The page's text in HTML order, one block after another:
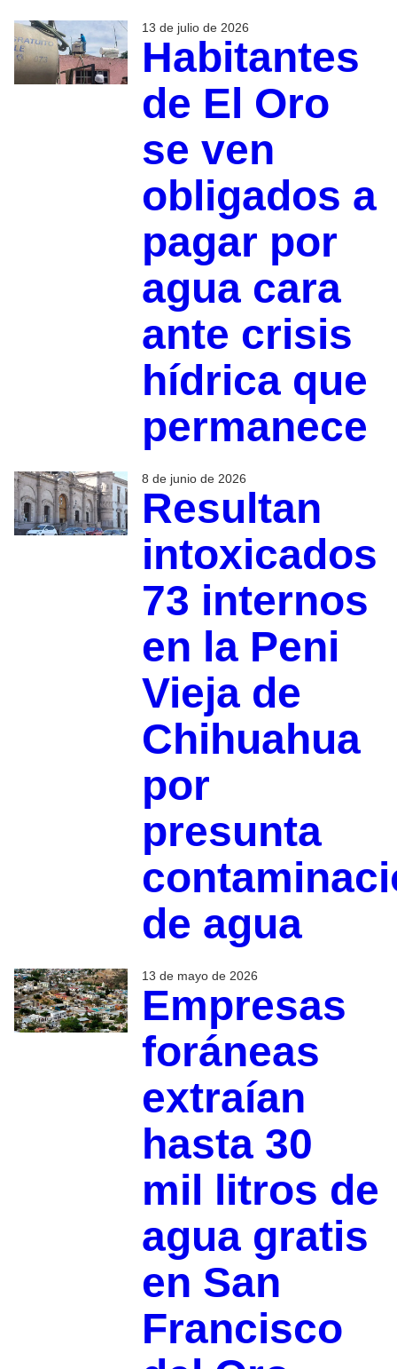
13 de julio de 2026
Habitantes
de El Oro
se ven
obligados a
pagar por
agua cara
ante crisis
hídrica que
permanece
8 de junio de 2026
Resultan
intoxicados
73 internos
en la Peni
Vieja de
Chihuahua
por
presunta
de agua
13 de mayo de 2026
Empresas
foráneas
extraían
hasta 30
mil litros de
agua gratis
en San
Francisco